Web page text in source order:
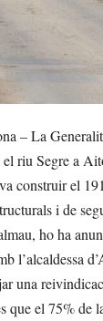
– La
riu Segre a
construir el
i de
ho ha
l’alcaldessa
una
que el 75% de